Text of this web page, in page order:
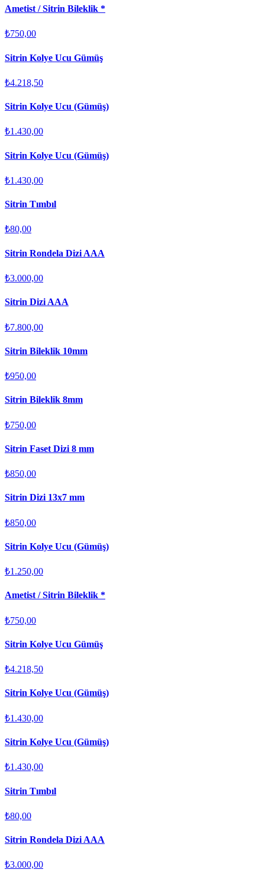
Ametist / Sitrin Bileklik *
₺750,00
Sitrin Kolye Ucu Gümüş
₺4.218,50
Sitrin Kolye Ucu (Gümüş)
₺1.430,00
Sitrin Kolye Ucu (Gümüş)
₺1.430,00
Sitrin Tımbıl
₺80,00
Sitrin Rondela Dizi AAA
₺3.000,00
Sitrin Dizi AAA
₺7.800,00
Sitrin Bileklik 10mm
₺950,00
Sitrin Bileklik 8mm
₺750,00
Sitrin Faset Dizi 8 mm
₺850,00
Sitrin Dizi 13x7 mm
₺850,00
Sitrin Kolye Ucu (Gümüş)
₺1.250,00
Ametist / Sitrin Bileklik *
₺750,00
Sitrin Kolye Ucu Gümüş
₺4.218,50
Sitrin Kolye Ucu (Gümüş)
₺1.430,00
Sitrin Kolye Ucu (Gümüş)
₺1.430,00
Sitrin Tımbıl
₺80,00
Sitrin Rondela Dizi AAA
₺3.000,00